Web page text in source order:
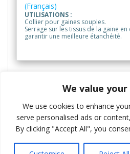
We value
We use cookies to enhance
serve personalised ads or
By clicking "Accept All", you
(Français)
UTILISATIONS :
Collier pour gaines souples.
Serrage sur les tissus de la gaine
garantir une meilleure étanchéité.
SEMA LUXEUIL: 15 rue Anatole France,